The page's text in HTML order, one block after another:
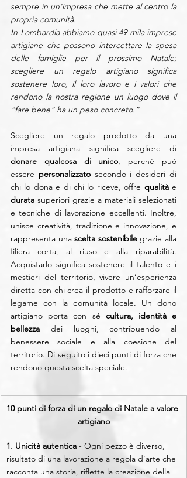
sempre in un’impresa che mette al centro la
propria comunità.
In Lombardia abbiamo quasi 49 mila imprese
artigiane che possono intercettare la spesa
delle famiglie per il prossimo Natale;
scegliere un regalo artigiano significa
sostenere loro, il loro lavoro e i valori che
rendono la nostra regione un luogo dove il
“fare bene” ha un peso concreto.”
Scegliere un regalo prodotto da una
donare qualcosa di unico , perché può
essere personalizzato secondo i desideri di
chi lo dona e di chi lo riceve, offre qualità
durata superiori grazie a materiali selezionati
e tecniche di lavorazione eccellenti. Inoltre,
unisce creatività, tradizione e innovazione, e
rappresenta una scelta sostenibile grazie alla
filiera corta, al riuso e alla riparabilità.
Acquistarlo significa sostenere il talento e i
mestieri del territorio, vivere un’esperienza
diretta con chi crea il prodotto e rafforzare il
legame con la comunità locale. Un dono
artigiano porta con sé cultura, identità e
bellezza dei luoghi, contribuendo al
benessere sociale e alla coesione del
territorio. Di seguito i dieci punti di forza che
rendono questa scelta speciale.
10 punti di forza di un regalo di Natale a valore
artigiano
1. Unicità autentica - Ogni pezzo è diverso,
risultato di una lavorazione a regola d'arte che
racconta una storia, riflette la creazione della